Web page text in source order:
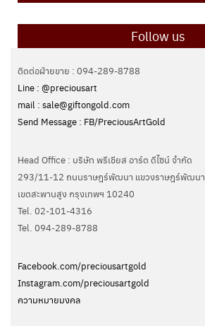
Follow us
ติดต่อฝ่ายขาย : 094-289-8788
Line : @preciousart
mail : sale@giftongold.com
Send Message : FB/PreciousArtGold
Head Office : บริษัท พรีเชียส อาร์ต ดีไซน์ จำกัด
293/11-12 ถนนราษฎร์พัฒนา แขวงราษฎร์พัฒนา
เขตสะพานสูง กรุงเทพฯ 10240
Tel. 02-101-4316
Tel. ‭094-289-8788‬
Facebook.com/preciousartgold
Instagram.com/preciousartgold
ความหมายมงคล